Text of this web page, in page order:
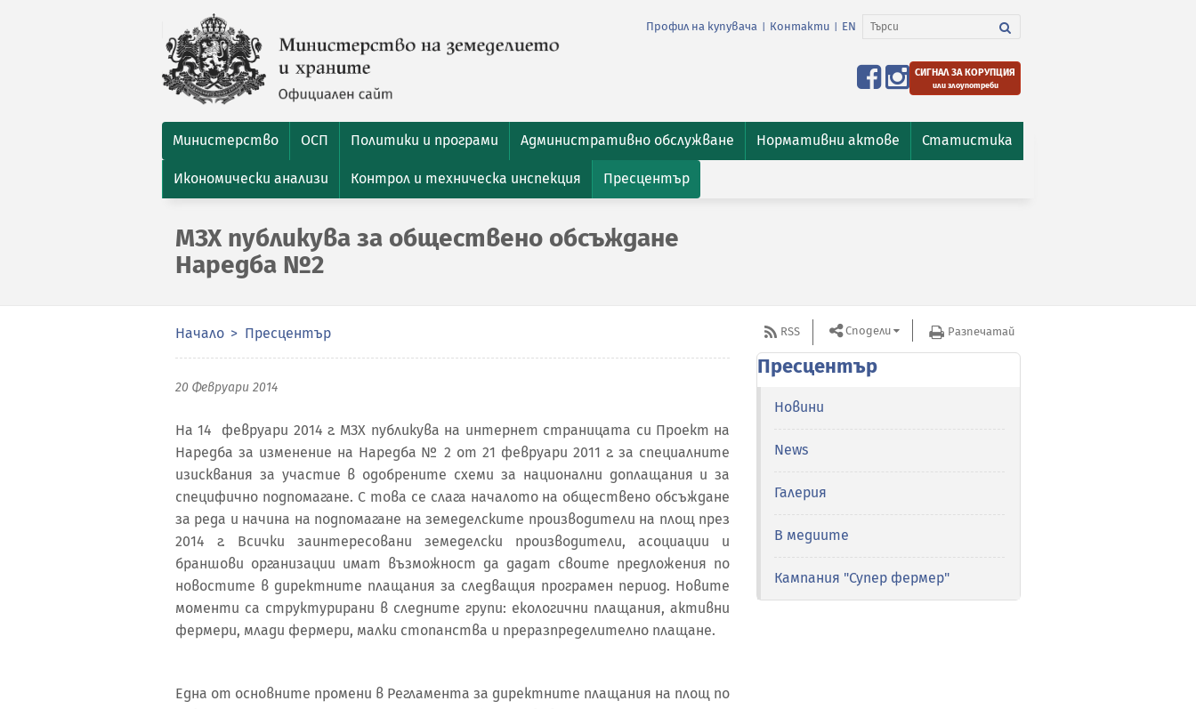
Профил на купувача Контакти EN
СИГНАЛ ЗА КОРУПЦИЯ
или злоупотреби
Министерство ОСП Политики и програми Административно обслужване Нормативни актове Статистика
Икономически анализи Контрол и техническа инспекция Пресцентър
МЗХ публикува за обществено обсъждане
Наредба №2
Начало Пресцентър
20 Февруари 2014
На 14 февруари 2014 г. МЗХ публикува на интернет страницата си Проект на
Наредба за изменение на Наредба № 2 от 21 февруари 2011 г. за специалните
изисквания за участие в одобрените схеми за национални доплащания и за
специфично подпомагане. С това се слага началото на обществено обсъждане
за реда и начина на подпомагане на земеделските производители на площ през
2014 г. Всички заинтересовани земеделски производители, асоциации и
браншови организации имат възможност да дадат своите предложения по
новостите в директните плащания за следващия програмен период. Новите
моменти са структурирани в следните групи: екологични плащания, активни
фермери, млади фермери, малки стопанства и преразпределително плащане.
Една от основните промени в Регламента за директните плащания на площ по
RSS Сподели Разпечатай
Пресцентър
Новини
News
Галерия
В медиите
Кампания "Супер фермер"